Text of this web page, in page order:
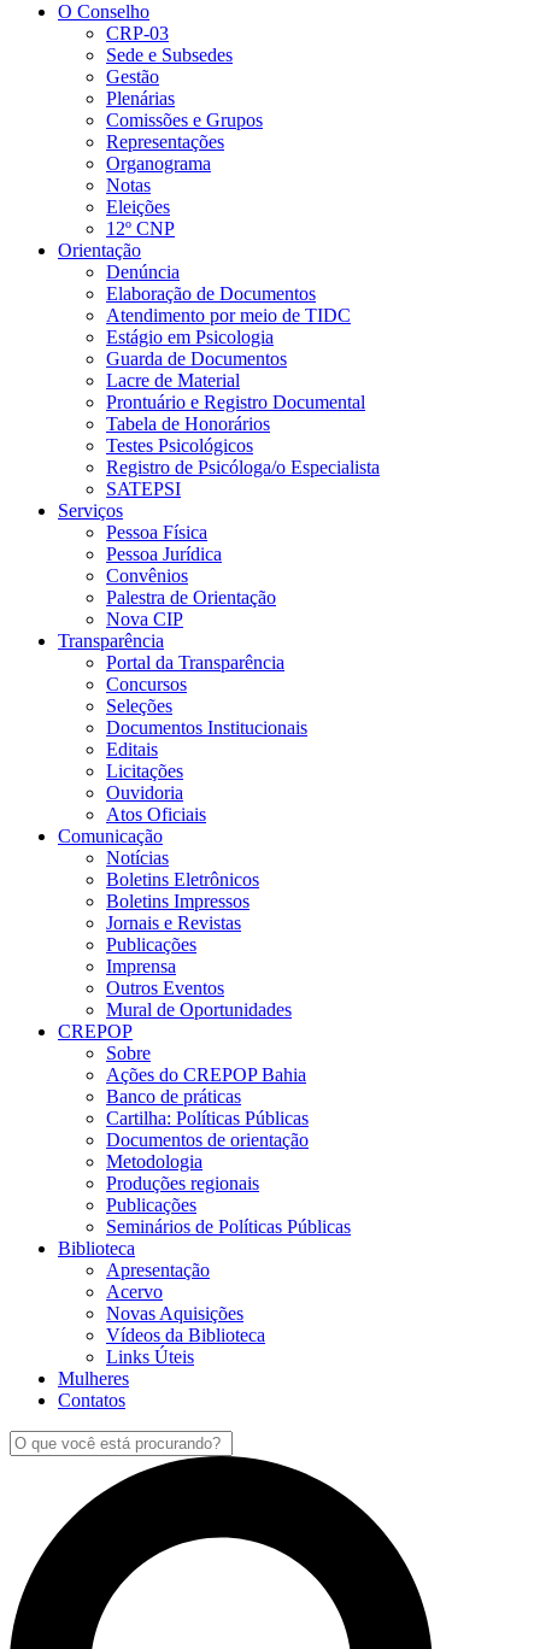
O Conselho
CRP-03
Sede e Subsedes
Gestão
Plenárias
Comissões e Grupos
Representações
Organograma
Notas
Eleições
12º CNP
Orientação
Denúncia
Elaboração de Documentos
Atendimento por meio de TIDC
Estágio em Psicologia
Guarda de Documentos
Lacre de Material
Prontuário e Registro Documental
Tabela de Honorários
Testes Psicológicos
Registro de Psicóloga/o Especialista
SATEPSI
Serviços
Pessoa Física
Pessoa Jurídica
Convênios
Palestra de Orientação
Nova CIP
Transparência
Portal da Transparência
Concursos
Seleções
Documentos Institucionais
Editais
Licitações
Ouvidoria
Atos Oficiais
Comunicação
Notícias
Boletins Eletrônicos
Boletins Impressos
Jornais e Revistas
Publicações
Imprensa
Outros Eventos
Mural de Oportunidades
CREPOP
Sobre
Ações do CREPOP Bahia
Banco de práticas
Cartilha: Políticas Públicas
Documentos de orientação
Metodologia
Produções regionais
Publicações
Seminários de Políticas Públicas
Biblioteca
Apresentação
Acervo
Novas Aquisições
Vídeos da Biblioteca
Links Úteis
Mulheres
Contatos